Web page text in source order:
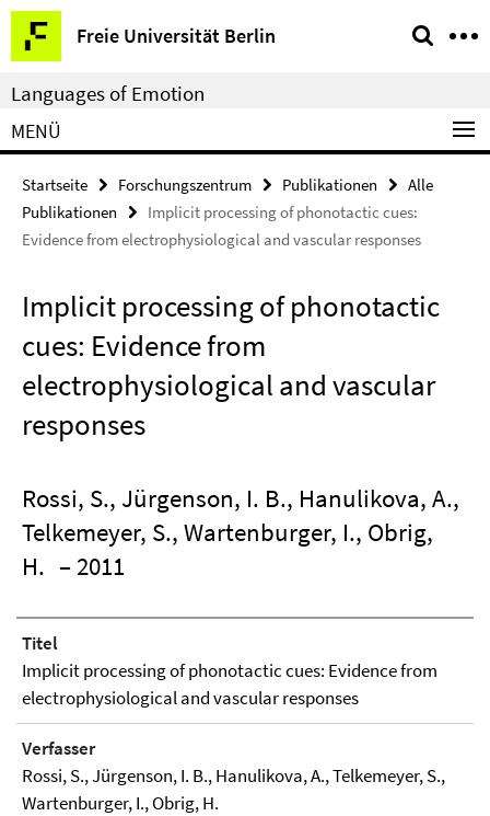
Springe
direkt
zu
Inhalt
Freie Universität Berlin
Service-
Navigation
Languages of Emotion
MENÜ
Startseite Forschungszentrum Publikationen
Alle
Publikationen
Implicit processing of phonotactic cues:
Evidence from electrophysiological and vascular responses
Implicit processing of phonotactic
cues: Evidence from
electrophysiological and vascular
responses
Rossi, S., Jürgenson, I. B., Hanulikova, A.,
Telkemeyer, S., Wartenburger, I., Obrig,
H. – 2011
Titel
Implicit processing of phonotactic cues: Evidence from
electrophysiological and vascular responses
Verfasser
Rossi, S., Jürgenson, I. B., Hanulikova, A., Telkemeyer, S.,
Wartenburger, I., Obrig, H.